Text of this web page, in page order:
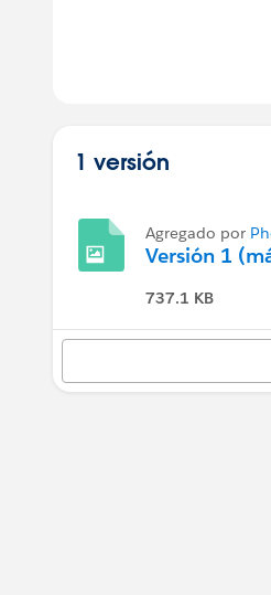
1 versión
Agregado por
Versión 1
737.1 KB